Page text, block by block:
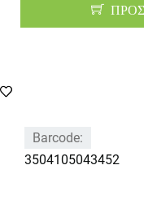
Barcode:
3504105043452